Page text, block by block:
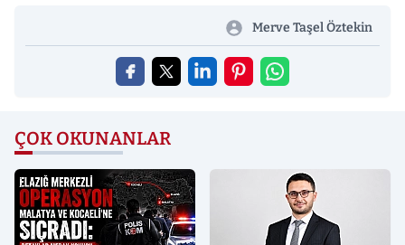
Merve Taşel Öztekin
ÇOK OKUNANLAR